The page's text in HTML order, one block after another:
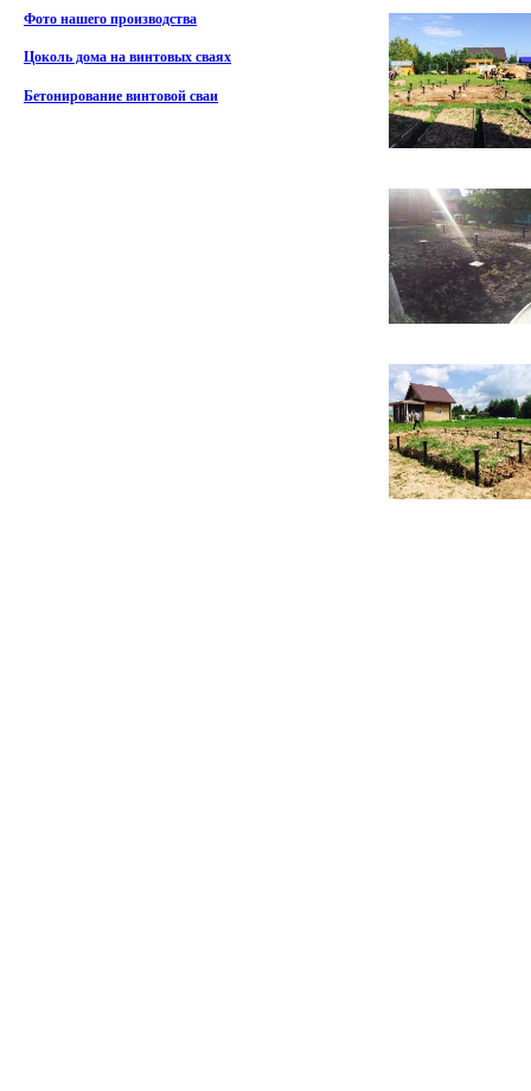
Фото нашего производства
Цоколь дома на винтовых сваях
Бетонирование винтовой сваи